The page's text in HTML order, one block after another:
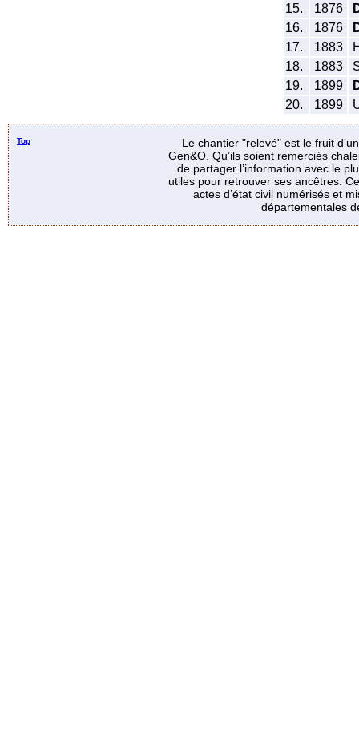
15.
1876
16.
1876
17.
1883
18.
1883
19.
1899
20.
1899
Top
Le chantier "relevé" est le fruit
Gen&O. Qu’ils soient remerciés
de partager l’information avec le
utiles pour retrouver ses ancêtres.
actes d’état civil numérisés et
départementales